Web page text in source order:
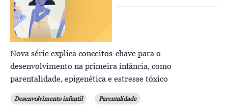
Nova série explica conceitos-chave para o
desenvolvimento na primeira infância, como
parentalidade, epigenética e estresse tóxico
Desenvolvimento infantil Parentalidade